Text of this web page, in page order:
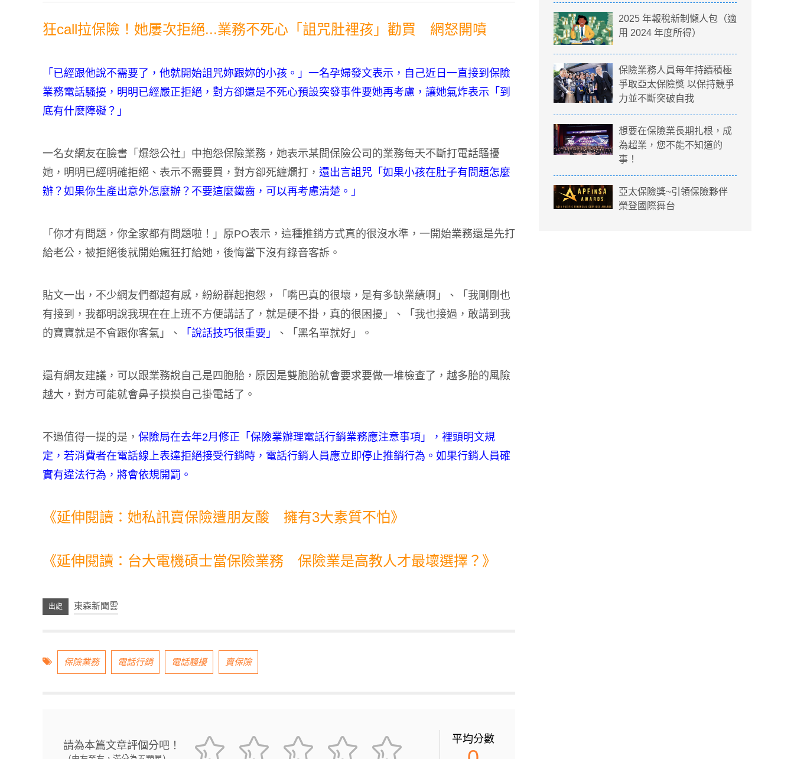
狂call拉保險！她屢次拒絕...業務不死心「詛咒肚裡孩」勸買 網怒開噴
「已經跟他說不需要了，他就開始詛咒妳跟妳的小孩。」一名孕婦發文表示，自己近日一直接到保險
業務電話騷擾，明明已經嚴正拒絕，對方卻還是不死心預設突發事件要她再考慮，讓她氣炸表示「到
底有什麼障礙？」
一名女網友在臉書「爆怨公社」中抱怨保險業務，她表示某間保險公司的業務每天不斷打電話騷擾
她，明明已經明確拒絕、表示不需要買，對方卻死纏爛打， 還出言詛咒「如果小孩在肚子有問題怎麼
辦？如果你生產出意外怎麼辦？不要這麼鐵齒，可以再考慮清楚。」
「你才有問題，你全家都有問題啦！」原PO表示，這種推銷方式真的很沒水準，一開始業務還是先打
給老公，被拒絕後就開始瘋狂打給她，後悔當下沒有錄音客訴。
貼文一出，不少網友們都超有感，紛紛群起抱怨，「嘴巴真的很壞，是有多缺業績啊」、「我剛剛也
有接到，我都明說我現在在上班不方便講話了，就是硬不掛，真的很困擾」、「我也接過，敢講到我
的寶寶就是不會跟你客氣」、
「說話技巧很重要」 、「黑名單就好」。
還有網友建議，可以跟業務說自己是四胞胎，原因是雙胞胎就會要求要做一堆檢查了，越多胎的風險
越大，對方可能就會鼻子摸摸自己掛電話了。
不過值得一提的是， 保險局在去年2月修正「保險業辦理電話行銷業務應注意事項」，裡頭明文規
定，若消費者在電話線上表達拒絕接受行銷時，電話行銷人員應立即停止推銷行為。如果行銷人員確
實有違法行為，將會依規開罰。
《延伸閱讀：她私訊賣保險遭朋友酸 擁有3大素質不怕》
《延伸閱讀：台大電機碩士當保險業務 保險業是高教人才最壞選擇？》
東森新聞雲
保險業務 電話行銷 電話騷擾 賣保險
請為本篇文章評個分吧！
平均分數
2025 年報稅新制懶人包（適
用 2024 年度所得）
保險業務人員每年持續積極
爭取亞太保險獎 以保持競爭
力並不斷突破自我
想要在保險業長期扎根，成
為超業，您不能不知道的
事！
亞太保險獎~引領保險夥伴
榮登國際舞台